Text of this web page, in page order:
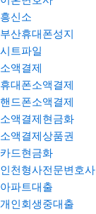
흥신소
부산휴대폰성지
시트파일
소액결제
휴대폰소액결제
핸드폰소액결제
소액결제현금화
소액결제상품권
카드현금화
인천형사전문변호사
아파트대출
개인회생중대출